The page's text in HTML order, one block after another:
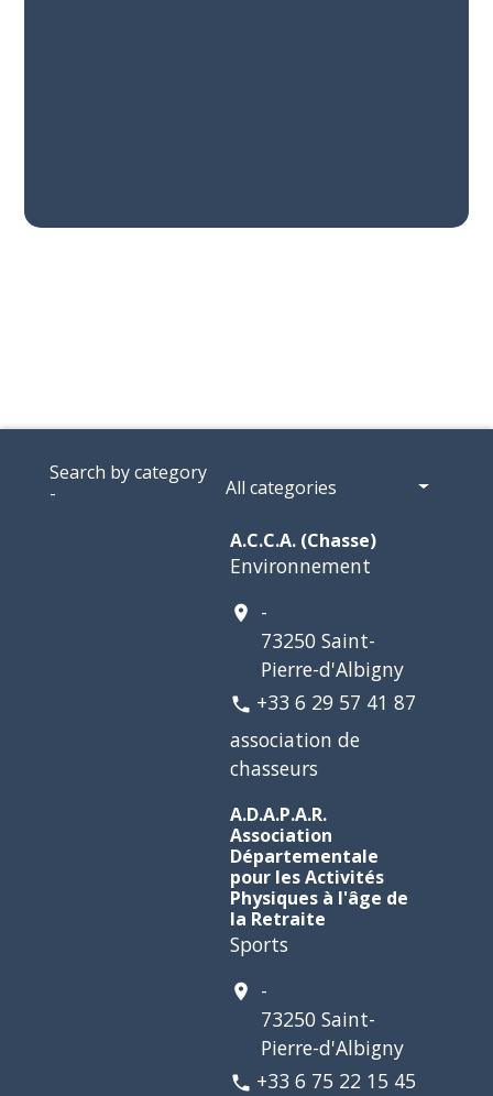
Search by category
-
All categories
A.C.C.A. (Chasse)
Environnement
location_on
-
73250 Saint-
Pierre-d'Albigny
phone +33 6 29 57 41 87
association de
chasseurs
A.D.A.P.A.R.
Association
Départementale
pour les Activités
Physiques à l'âge de
la Retraite
Sports
location_on
-
73250 Saint-
Pierre-d'Albigny
phone +33 6 75 22 15 45